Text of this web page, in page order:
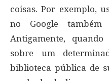
coisas. Por exemplo,
no Google também
Antigamente,
sobre um
biblioteca pública de